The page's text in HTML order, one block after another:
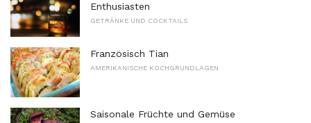
Enthusiasten
GETRÄNKE UND COCKTAILS
Französisch Tian
AMERIKANISCHE KOCHGRUNDLAGEN
Saisonale Früchte und Gemüse